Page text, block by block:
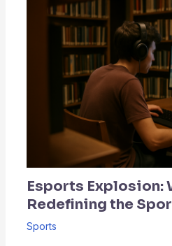
Esports Explosion:
Redefining the
Sports